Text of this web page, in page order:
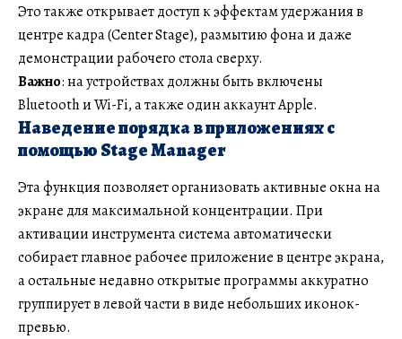
Это также открывает доступ к эффектам удержания в
центре кадра (Center Stage), размытию фона и даже
демонстрации рабочего стола сверху.
Важно: на устройствах должны быть включены
Bluetooth и Wi-Fi, а также один аккаунт Apple.
Наведение порядка в приложениях с
помощью Stage Manager
Эта функция позволяет организовать активные окна на
экране для максимальной концентрации. При
активации инструмента система автоматически
собирает главное рабочее приложение в центре экрана,
а остальные недавно открытые программы аккуратно
группирует в левой части в виде небольших иконок-
превью.